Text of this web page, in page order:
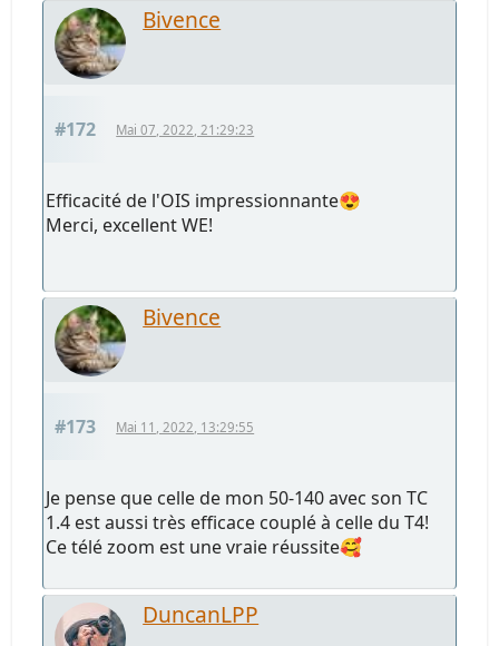
Bivence
#172 Mai 07, 2022, 21:29:23
Efficacité de l'OIS impressionnante😍
Merci, excellent WE!
Bivence
#173 Mai 11, 2022, 13:29:55
Je pense que celle de mon 50-140 avec son TC
1.4 est aussi très efficace couplé à celle du T4!
Ce télé zoom est une vraie réussite🥰
DuncanLPP